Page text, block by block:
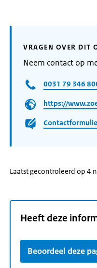
VRAGEN OVER DIT
Neem contact op
0031 79 346
https://
Laatst gecontroleerd op 4
Heeft deze
Beoordeel deze